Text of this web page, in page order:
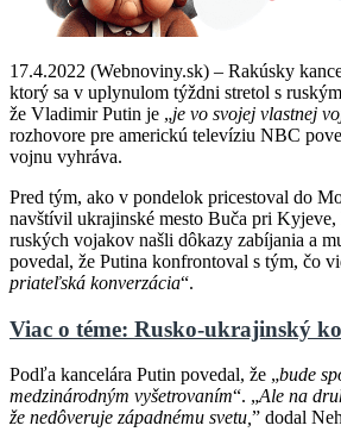
17.4.2022 (Webnoviny.sk) – Rakúsky
ktorý sa v uplynulom týždni stretol s
že Vladimir Putin je „je vo svojej vlastnej
rozhovore pre americkú televíziu NBC
vojnu vyhráva.
Pred tým, ako v pondelok pricestoval do
navštívil ukrajinské mesto Buča pri Kyjeve,
ruských vojakov našli dôkazy zabíjania a
povedal, že Putina konfrontoval s tým, čo
priateľská konverzácia“.
Viac o téme: Rusko-ukrajinský
Podľa kancelára Putin povedal, že „bude
medzinárodným vyšetrovaním“. „Ale na
že nedôveruje západnému svetu, ” dodal